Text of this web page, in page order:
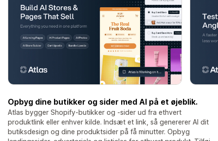
Opbyg dine butikker og sider med AI på et øjeblik.
Atlas bygger Shopify-butikker og -sider ud fra ethvert
produktlink eller enhver kilde. Indsæt et link, så genererer AI dit
butiksdesign og dine produktsider på få minutter. Opbyg